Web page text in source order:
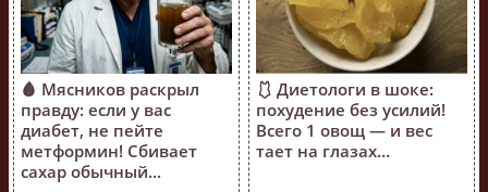
🩸 Мясников раскрыл
правду: если у вас
диабет, не пейте
метформин! Сбивает
сахар обычный...
🩱 Диетологи в шоке:
похудение без усилий!
Всего 1 овощ — и вес
тает на глазах…